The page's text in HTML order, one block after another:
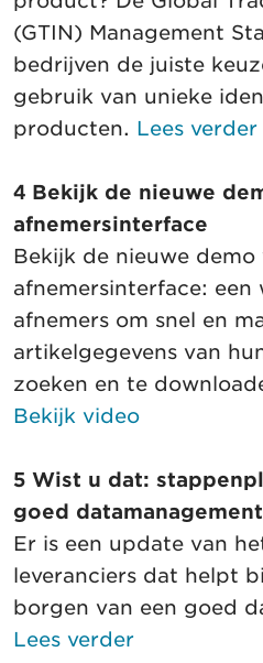
(GTIN) Management
bedrijven de juiste
gebruik van unieke
producten. Lees verder
4 Bekijk de nieuwe
afnemersinterface
Bekijk de nieuwe demo
afnemersinterface:
afnemers om snel en
artikelgegevens van
zoeken en te
Bekijk video
5 Wist u dat:
goed datamanagement
Er is een update van
leveranciers dat helpt
borgen van een goed
Lees verder